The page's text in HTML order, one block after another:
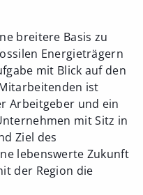
breitere Basis zu
Energieträgern
mit Blick auf den
ist
Arbeitgeber und ein
mit Sitz in
Ziel des
lebenswerte Zukunft
der Region die